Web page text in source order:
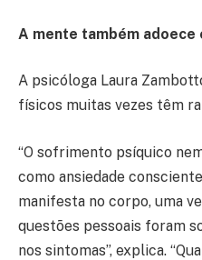
A mente também adoece
A psicóloga Laura
físicos muitas vezes têm
“O sofrimento psíquico
como ansiedade
manifesta no corpo, uma
questões pessoais foram
nos sintomas”, explica.